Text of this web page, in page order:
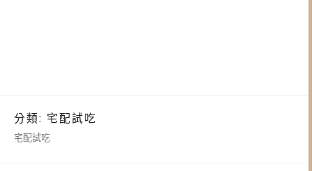
分類: 宅配試吃
宅配試吃